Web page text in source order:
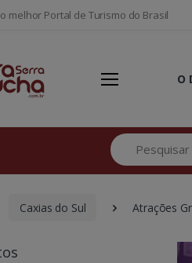
melhor Portal de Turismo do Brasil
O
Pesquisar
Caxias do Sul Atrações